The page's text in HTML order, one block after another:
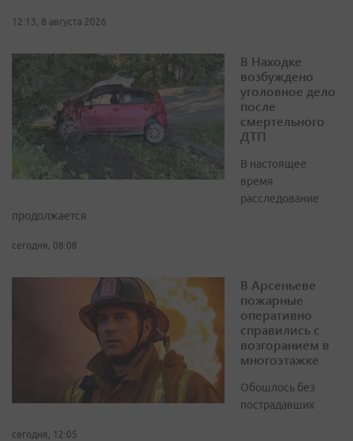
12:13, 8 августа 2026
В Находке
возбуждено
уголовное дело
после
смертельного
ДТП
В настоящее
время
расследование
продолжается
сегодня, 08:08
В Арсеньеве
пожарные
оперативно
справились с
возгоранием в
многоэтажке
Обошлось без
пострадавших
сегодня, 12:05